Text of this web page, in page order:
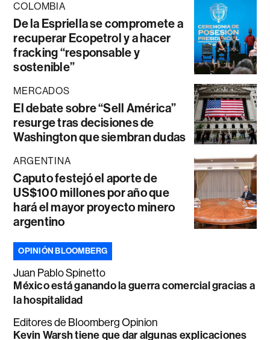
COLOMBIA
De la Espriella se compromete a
recuperar Ecopetrol y a hacer
fracking “responsable y
sostenible”
MERCADOS
El debate sobre “Sell América”
resurge tras decisiones de
Washington que siembran dudas
ARGENTINA
Caputo festejó el aporte de
US$100 millones por año que
hará el mayor proyecto minero
argentino
OPINIÓN BLOOMBERG
Juan Pablo Spinetto
México está ganando la guerra comercial gracias a
la hospitalidad
Editores de Bloomberg Opinion
Kevin Warsh tiene que dar algunas explicaciones